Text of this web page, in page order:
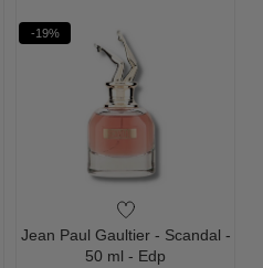
-19%
Jean Paul Gaultier - Scandal -
50 ml - Edp